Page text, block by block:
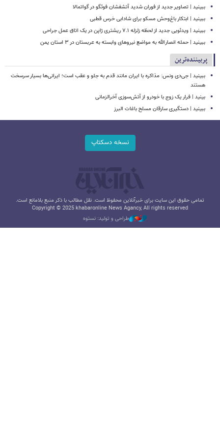
ببینید | تصاویر جدید از فوران شدید آتشفشان فوئگو در گواتمالا
ببینید | ابتکار باغ‌وحش مسکو برای شادابی خرس قطبی
ببینید | ویدئویی جدید از لحظه زلزله ۷.۱ ریشتری ژاپن در یک اتاق عمل جراحی
ببینید | حمله انصارالله به مواضع نیروهای وابسته به عربستان در ۳ استان یمن
پربیننده‌ترین
ببینید | جی‌دی ونس: مذاکره با ایران مانند قدم به جلو و عقب است؛ ایرانی‌ها بسیار سرسخت
هستند
بینید | فرار یک زوج با خودرو از آتش‌سوزی آخرالزمانی
ببینید | دستگیری سارقان مسلح باغات البرز
نسخه دسکتاپ
تمامی حقوق این سایت برای خبرآنلاین محفوظ است. نقل مطالب با ذکر منبع بلامانع است.
Copyright © 2025 khabaronline News Agancy, All rights reserved
طراحی و تولید: نستوه